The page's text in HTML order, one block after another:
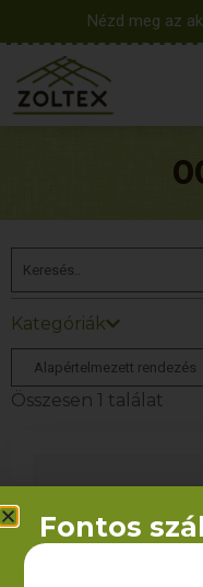
Nézd meg az
Kategóriák
Összesen 1 találat
Fontos